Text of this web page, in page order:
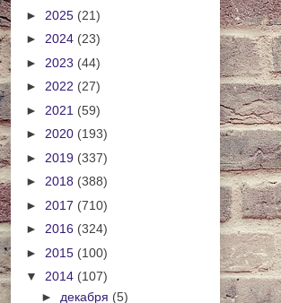
► 2025 (21)
► 2024 (23)
► 2023 (44)
► 2022 (27)
► 2021 (59)
► 2020 (193)
► 2019 (337)
► 2018 (388)
► 2017 (710)
► 2016 (324)
► 2015 (100)
▼ 2014 (107)
► декабря (5)